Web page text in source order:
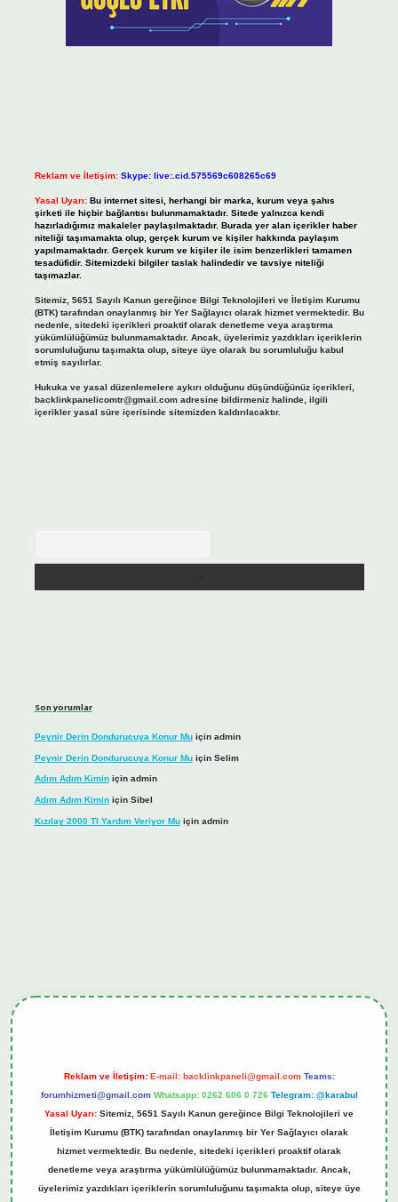
Reklam ve İletişim: Skype: live:.cid.575569c608265c69
Yasal Uyarı: Bu internet sitesi, herhangi bir marka, kurum veya şahıs
şirketi ile hiçbir bağlantısı bulunmamaktadır. Sitede yalnızca kendi
hazırladığımız makaleler paylaşılmaktadır. Burada yer alan içerikler haber
niteliği taşımamakta olup, gerçek kurum ve kişiler hakkında paylaşım
yapılmamaktadır. Gerçek kurum ve kişiler ile isim benzerlikleri tamamen
tesadüfidir. Sitemizdeki bilgiler taslak halindedir ve tavsiye niteliği
taşımazlar.
Sitemiz, 5651 Sayılı Kanun gereğince Bilgi Teknolojileri ve İletişim Kurumu
(BTK) tarafından onaylanmış bir Yer Sağlayıcı olarak hizmet vermektedir. Bu
nedenle, sitedeki içerikleri proaktif olarak denetleme veya araştırma
yükümlülüğümüz bulunmamaktadır. Ancak, üyelerimiz yazdıkları içeriklerin
sorumluluğunu taşımakta olup, siteye üye olarak bu sorumluluğu kabul
etmiş sayılırlar.
Hukuka ve yasal düzenlemelere aykırı olduğunu düşündüğünüz içerikleri,
backlinkpanelicomtr@gmail.comadresine bildirmeniz halinde, ilgili
içerikler yasal süre içerisinde sitemizden kaldırılacaktır.
Son yorumlar
Peynir Derin Dondurucuya Konur Muiçin admin
Peynir Derin Dondurucuya Konur Muiçin Selim
Adım Adım Kiminiçin admin
Adım Adım Kiminiçin Sibel
Kızılay 2000 Tl Yardım Veriyor Muiçin admin
Reklam ve İletişim: E-mail: backlinkpaneli@gmail.com Teams:
forumhizmeti@gmail.com Whatsapp: 0262 606 0 726 Telegram: @karabul
Yasal Uyarı: Sitemiz, 5651 Sayılı Kanun gereğince Bilgi Teknolojileri ve
İletişim Kurumu (BTK) tarafından onaylanmış bir Yer Sağlayıcı olarak
hizmet vermektedir. Bu nedenle, sitedeki içerikleri proaktif olarak
denetleme veya araştırma yükümlülüğümüz bulunmamaktadır. Ancak,
üyelerimiz yazdıkları içeriklerin sorumluluğunu taşımakta olup, siteye üye